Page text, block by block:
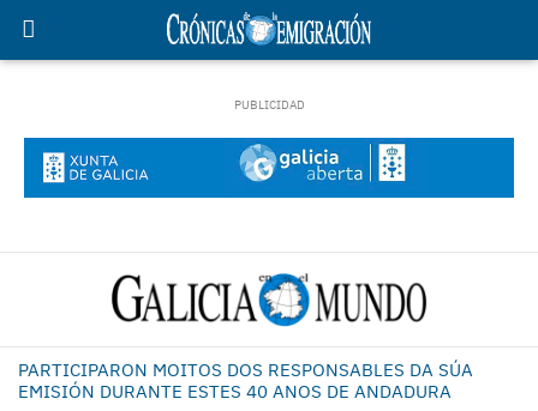
PARTICIPARON MOITOS DOS RESPONSABLES DA SÚA
EMISIÓN DURANTE ESTES 40 ANOS DE ANDADURA